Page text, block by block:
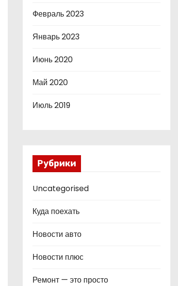
Февраль 2023
Январь 2023
Июнь 2020
Май 2020
Июль 2019
Рубрики
Uncategorised
Куда поехать
Новости авто
Новости плюс
Ремонт — это просто